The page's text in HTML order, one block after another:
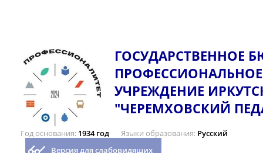
ГОСУДАРСТВЕННОЕ
УЧРЕЖДЕНИЕ
"ЧЕРЕМХОВСКИЙ
Год основания 1934 год Языки образования Русский
Версия для слабовидящих